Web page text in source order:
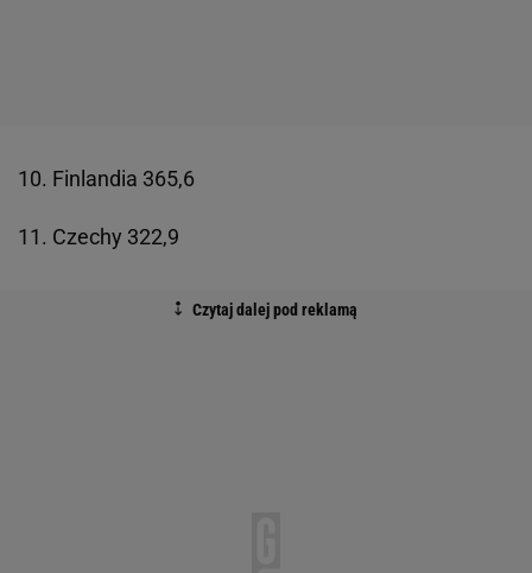
10. Finlandia 365,6
11. Czechy 322,9